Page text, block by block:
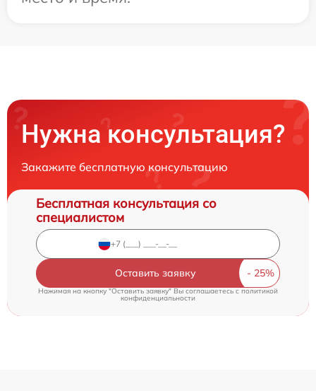
Нужна консультация?
Закажите бесплатную консультацию
Бесплатная консультация со
специалистом
Оставить заявку
Нажимая на кнопку "Оставить заявку" Вы соглашаетесь cполитикой
конфиденциальности